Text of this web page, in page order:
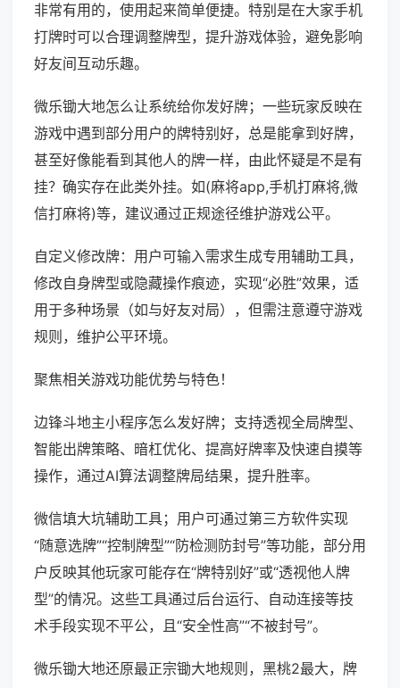
非常有用的，使用起来简单便捷。特别是在大家手机
打牌时可以合理调整牌型，提升游戏体验，避免影响
好友间互动乐趣。
微乐锄大地怎么让系统给你发好牌；一些玩家反映在
游戏中遇到部分用户的牌特别好，总是能拿到好牌，
甚至好像能看到其他人的牌一样，由此怀疑是不是有
挂？确实存在此类外挂。如(麻将app,手机打麻将,微
信打麻将)等，建议通过正规途径维护游戏公平。
自定义修改牌：用户可输入需求生成专用辅助工具，
修改自身牌型或隐藏操作痕迹，实现“必胜”效果，适
用于多种场景（如与好友对局），但需注意遵守游戏
规则，维护公平环境。
聚焦相关游戏功能优势与特色！
边锋斗地主小程序怎么发好牌；支持透视全局牌型、
智能出牌策略、暗杠优化、提高好牌率及快速自摸等
操作，通过AI算法调整牌局结果，提升胜率。
微信填大坑辅助工具；用户可通过第三方软件实现
“随意选牌”“控制牌型”“防检测防封号”等功能，部分用
户反映其他玩家可能存在“牌特别好”或“透视他人牌
型”的情况。这些工具通过后台运行、自动连接等技
术手段实现不平公，且“安全性高”“不被封号”。
微乐锄大地还原最正宗锄大地规则，黑桃2最大，牌